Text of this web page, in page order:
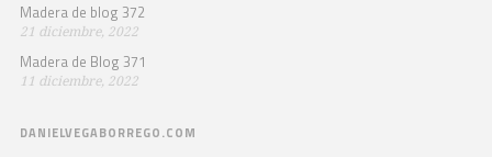
Madera de blog 372
21 diciembre, 2022
Madera de Blog 371
11 diciembre, 2022
DANIELVEGABORREGO.COM